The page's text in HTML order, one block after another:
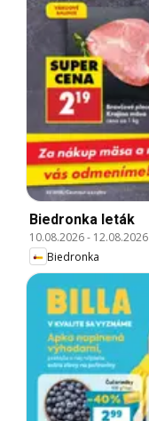
Biedronka leták
10.08.2026- 12.08.2026
Biedronka